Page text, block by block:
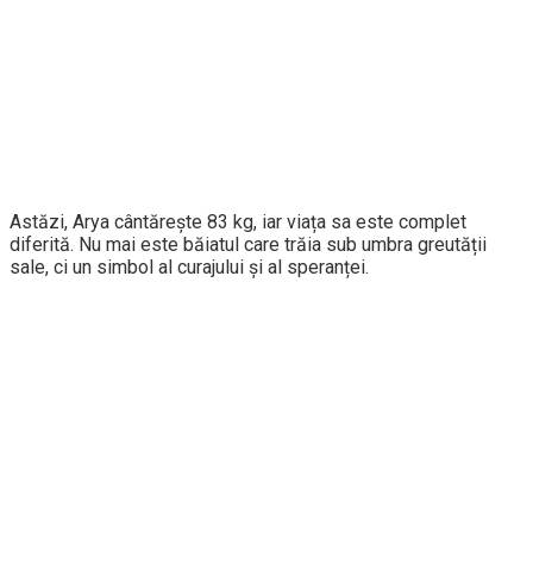
Astăzi, Arya cântărește 83 kg, iar viața sa este complet
diferită. Nu mai este băiatul care trăia sub umbra greutății
sale, ci un simbol al curajului și al speranței.